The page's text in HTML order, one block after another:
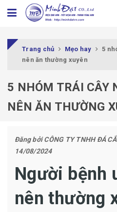
Trang chủ Mẹo hay
5
nên ăn thường xuyên
5 NHÓM TRÁI CÂY
NÊN ĂN THƯỜNG
Đăng bởiCÔNG TY TNHH ĐÁ
14/08/2024
Người bệnh
nên thường